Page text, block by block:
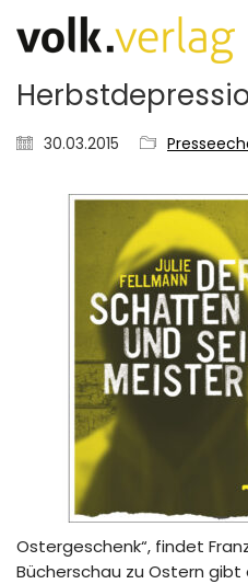
30.03.2015
Ostergeschenk“, findet
Bücherschau zu Ostern